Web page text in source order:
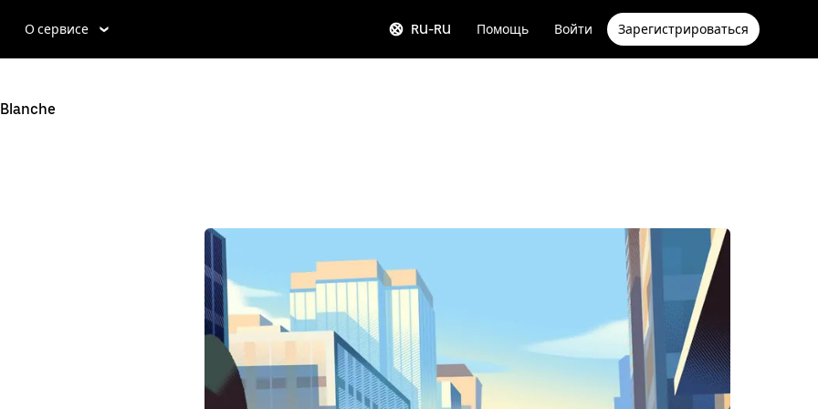
О сервисе RU-RU Помощь Войти Зарегистрироваться